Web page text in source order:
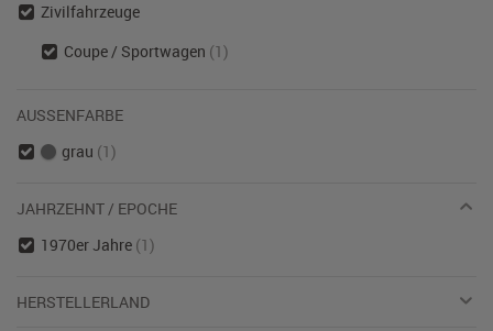
Zivilfahrzeuge
Coupe / Sportwagen (1)
AUSSENFARBE
grau (1)
JAHRZEHNT / EPOCHE
1970er Jahre (1)
HERSTELLERLAND